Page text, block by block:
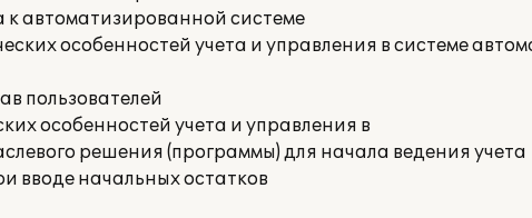
автоматизированной системе
особенностей учета и управления в системе
пользователей
особенностей учета и управления в
решения (программы) для начала ведения учета
вводе начальных остатков